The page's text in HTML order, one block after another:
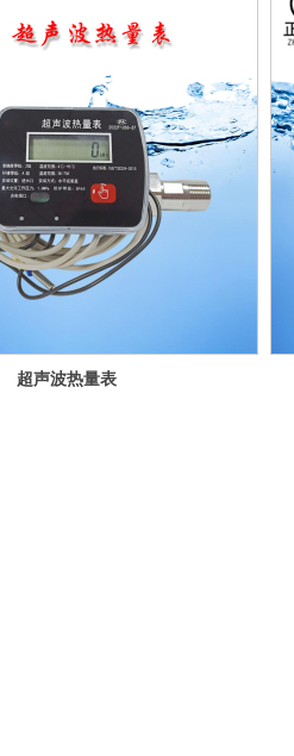
超声波热量表